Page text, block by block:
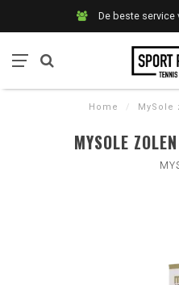
De beste service
Home / MySole
MYSOLE